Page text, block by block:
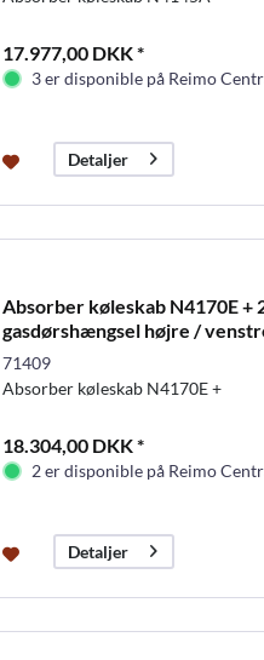
17.977,00 DKK *
3 er disponible på Reimo
Detaljer
Absorber køleskab N4170E +
gasdørshængsel højre /
71409
Absorber køleskab N4170E +
18.304,00 DKK *
2 er disponible på Reimo
Detaljer